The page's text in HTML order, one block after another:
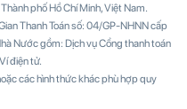
phố Hồ Chí Minh, Việt Nam.
Thanh Toán số: 04/GP-NHNN cấp
Nước gồm: Dịch vụ Cổng thanh toán
điện tử.
các hình thức khác phù hợp quy